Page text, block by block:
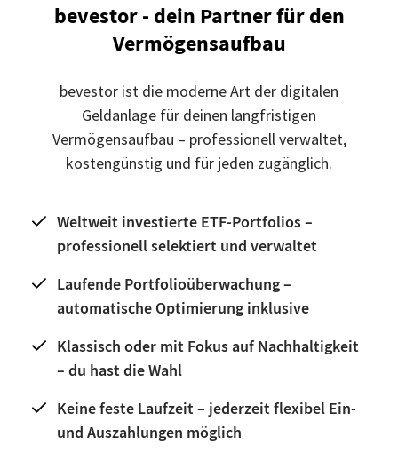
bevestor - dein Partner für den
Vermögensaufbau
bevestor ist die moderne Art der digitalen
Geldanlage für deinen langfristigen
Vermögensaufbau – professionell verwaltet,
kostengünstig und für jeden zugänglich.
Weltweit investierte ETF-Portfolios –
professionell selektiert und verwaltet
Laufende Portfolioüberwachung –
automatische Optimierung inklusive
Klassisch oder mit Fokus auf Nachhaltigkeit
– du hast die Wahl
Keine feste Laufzeit – jederzeit flexibel Ein-
und Auszahlungen möglich